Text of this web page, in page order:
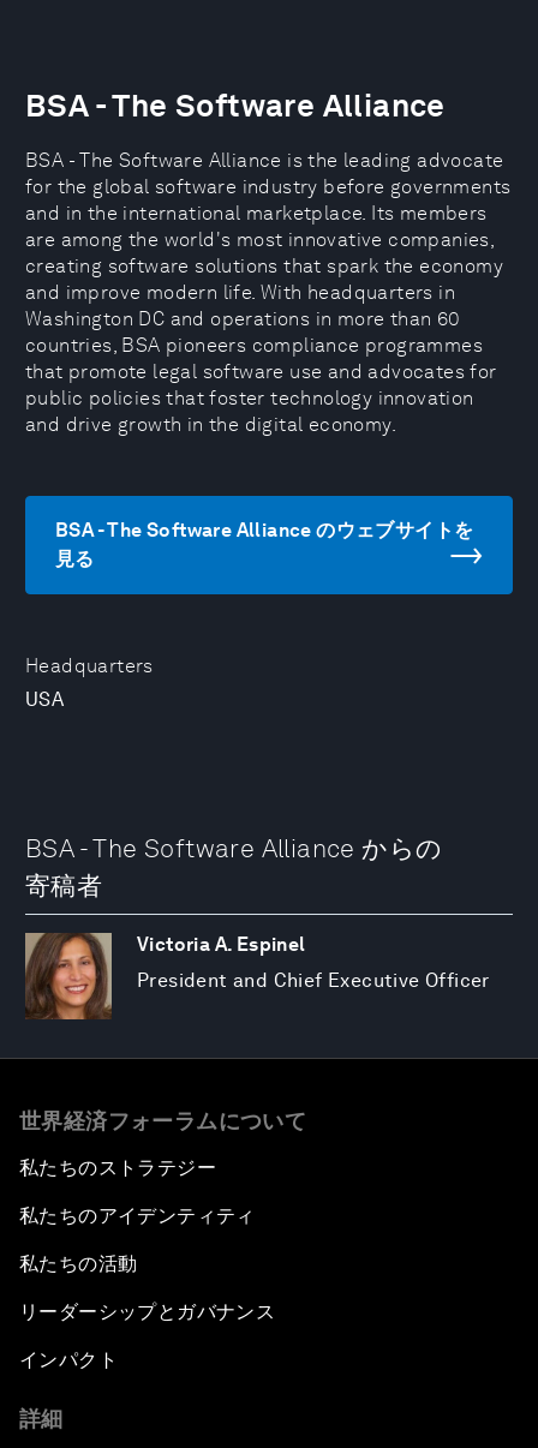
Headquarters
USA
BSA - The Software Alliance
BSA - The Software Alliance is the leading advocate
for the global software industry before governments
and in the international marketplace. Its members
are among the world's most innovative companies,
creating software solutions that spark the economy
and improve modern life. With headquarters in
Washington DC and operations in more than 60
countries, BSA pioneers compliance programmes
that promote legal software use and advocates for
public policies that foster technology innovation
and drive growth in the digital economy.
BSA - The Software Alliance のウェブサイトを
見る
BSA - The Software Alliance からの
寄稿者
Victoria A. Espinel
President and Chief Executive Officer
世界経済フォーラムについて
私たちのストラテジー
私たちのアイデンティティ
私たちの活動
リーダーシップとガバナンス
インパクト
詳細